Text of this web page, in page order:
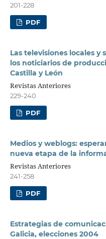
201-228
PDF
Las televisiones locales
los noticiarios de
Castilla y León
Revistas Anteriores
229-240
PDF
Medios y weblogs:
nueva etapa de la
Revistas Anteriores
241-258
PDF
Estrategias de
Galicia, elecciones 2004